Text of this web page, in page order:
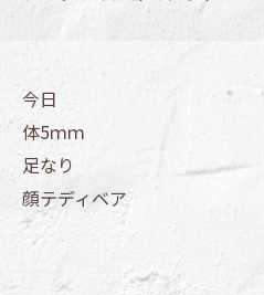
今日
体5ｍｍ
足なり
顔テディベア